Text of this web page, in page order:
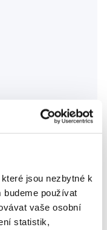
jsou nezbytné k
budeme používat
vaše osobní
statistik,
ml